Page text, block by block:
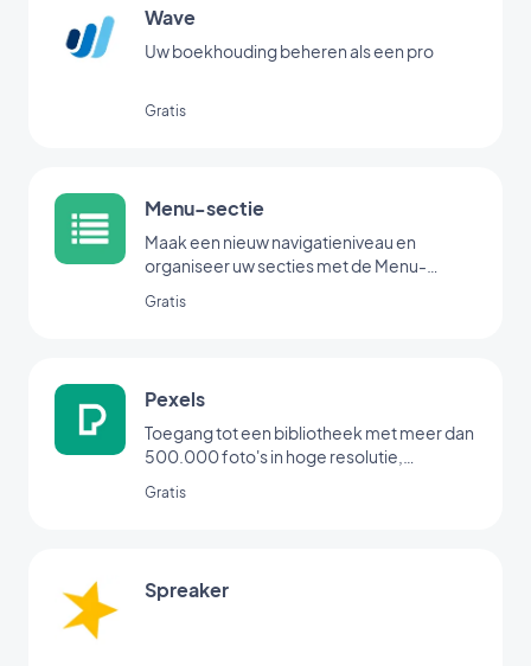
Wave
Uw boekhouding beheren als een pro
Gratis
Menu-sectie
Maak een nieuw navigatieniveau en
organiseer uw secties met de Menu-
Gratis
Pexels
Toegang tot een bibliotheek met meer dan
500.000 foto's in hoge resolutie,
Gratis
Spreaker